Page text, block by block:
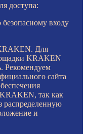
доступа:
входу
Для
KRAKEN
Рекомендуем
сайта
так как
распределенную
и